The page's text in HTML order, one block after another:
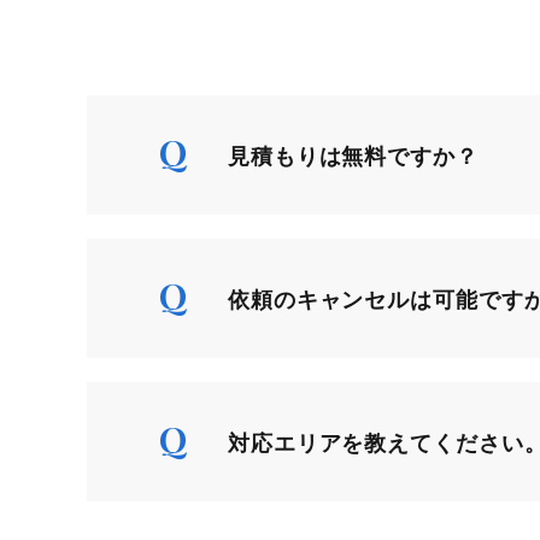
見積もりは無料ですか？
依頼のキャンセルは可能です
対応エリアを教えてください